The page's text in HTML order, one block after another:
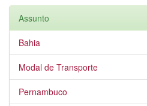
Assunto
Bahia
Modal de Transporte
Pernambuco